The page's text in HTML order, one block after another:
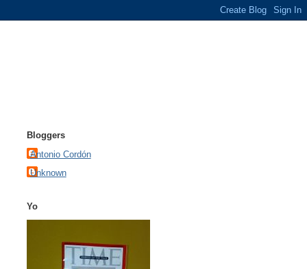
Bloggers
Antonio Cordón
Unknown
Yo